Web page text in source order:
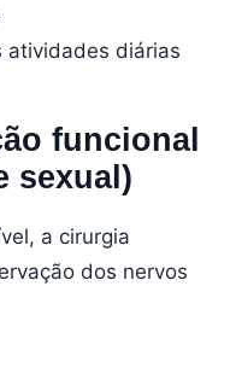
atividades diárias
funcional
sexual)
a cirurgia
dos nervos